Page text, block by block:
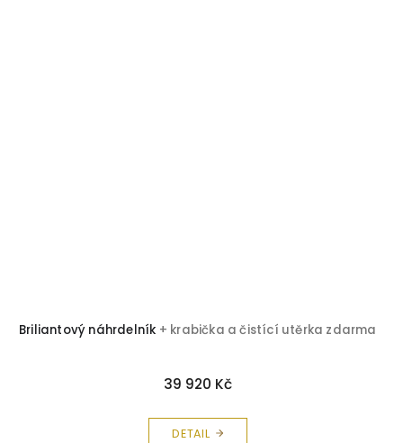
Briliantový náhrdelník + krabička a čistící utěrka zdarma
39 920 Kč
DETAIL